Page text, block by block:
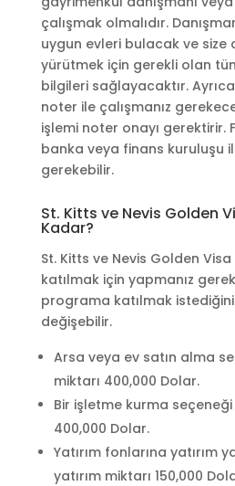
çalışmak olmalıdır.
uygun evleri bulacak ve size
yürütmek için gerekli olan
bilgileri sağlayacaktır.
noter ile çalışmanız
işlemi noter onayı gerektirir.
banka veya finans kuruluşu
gerekebilir.
St. Kitts ve Nevis Golden
Kadar?
St. Kitts ve Nevis Golden
katılmak için yapmanız
programa katılmak
değişebilir.
Arsa veya ev satın alma
miktarı 400,000 Dolar.
Bir işletme kurma seçeneği
400,000 Dolar.
Yatırım fonlarına yatırım
yatırım miktarı 150,000